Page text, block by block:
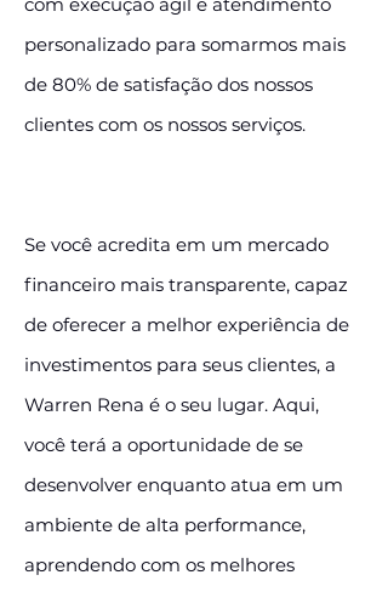
personalizado para somarmos mais
de 80% de satisfação dos nossos
clientes com os nossos serviços.
Se você acredita em um mercado
financeiro mais transparente, capaz
de oferecer a melhor experiência de
investimentos para seus clientes, a
Warren Rena é o seu lugar. Aqui,
você terá a oportunidade de se
desenvolver enquanto atua em um
ambiente de alta performance,
aprendendo com os melhores